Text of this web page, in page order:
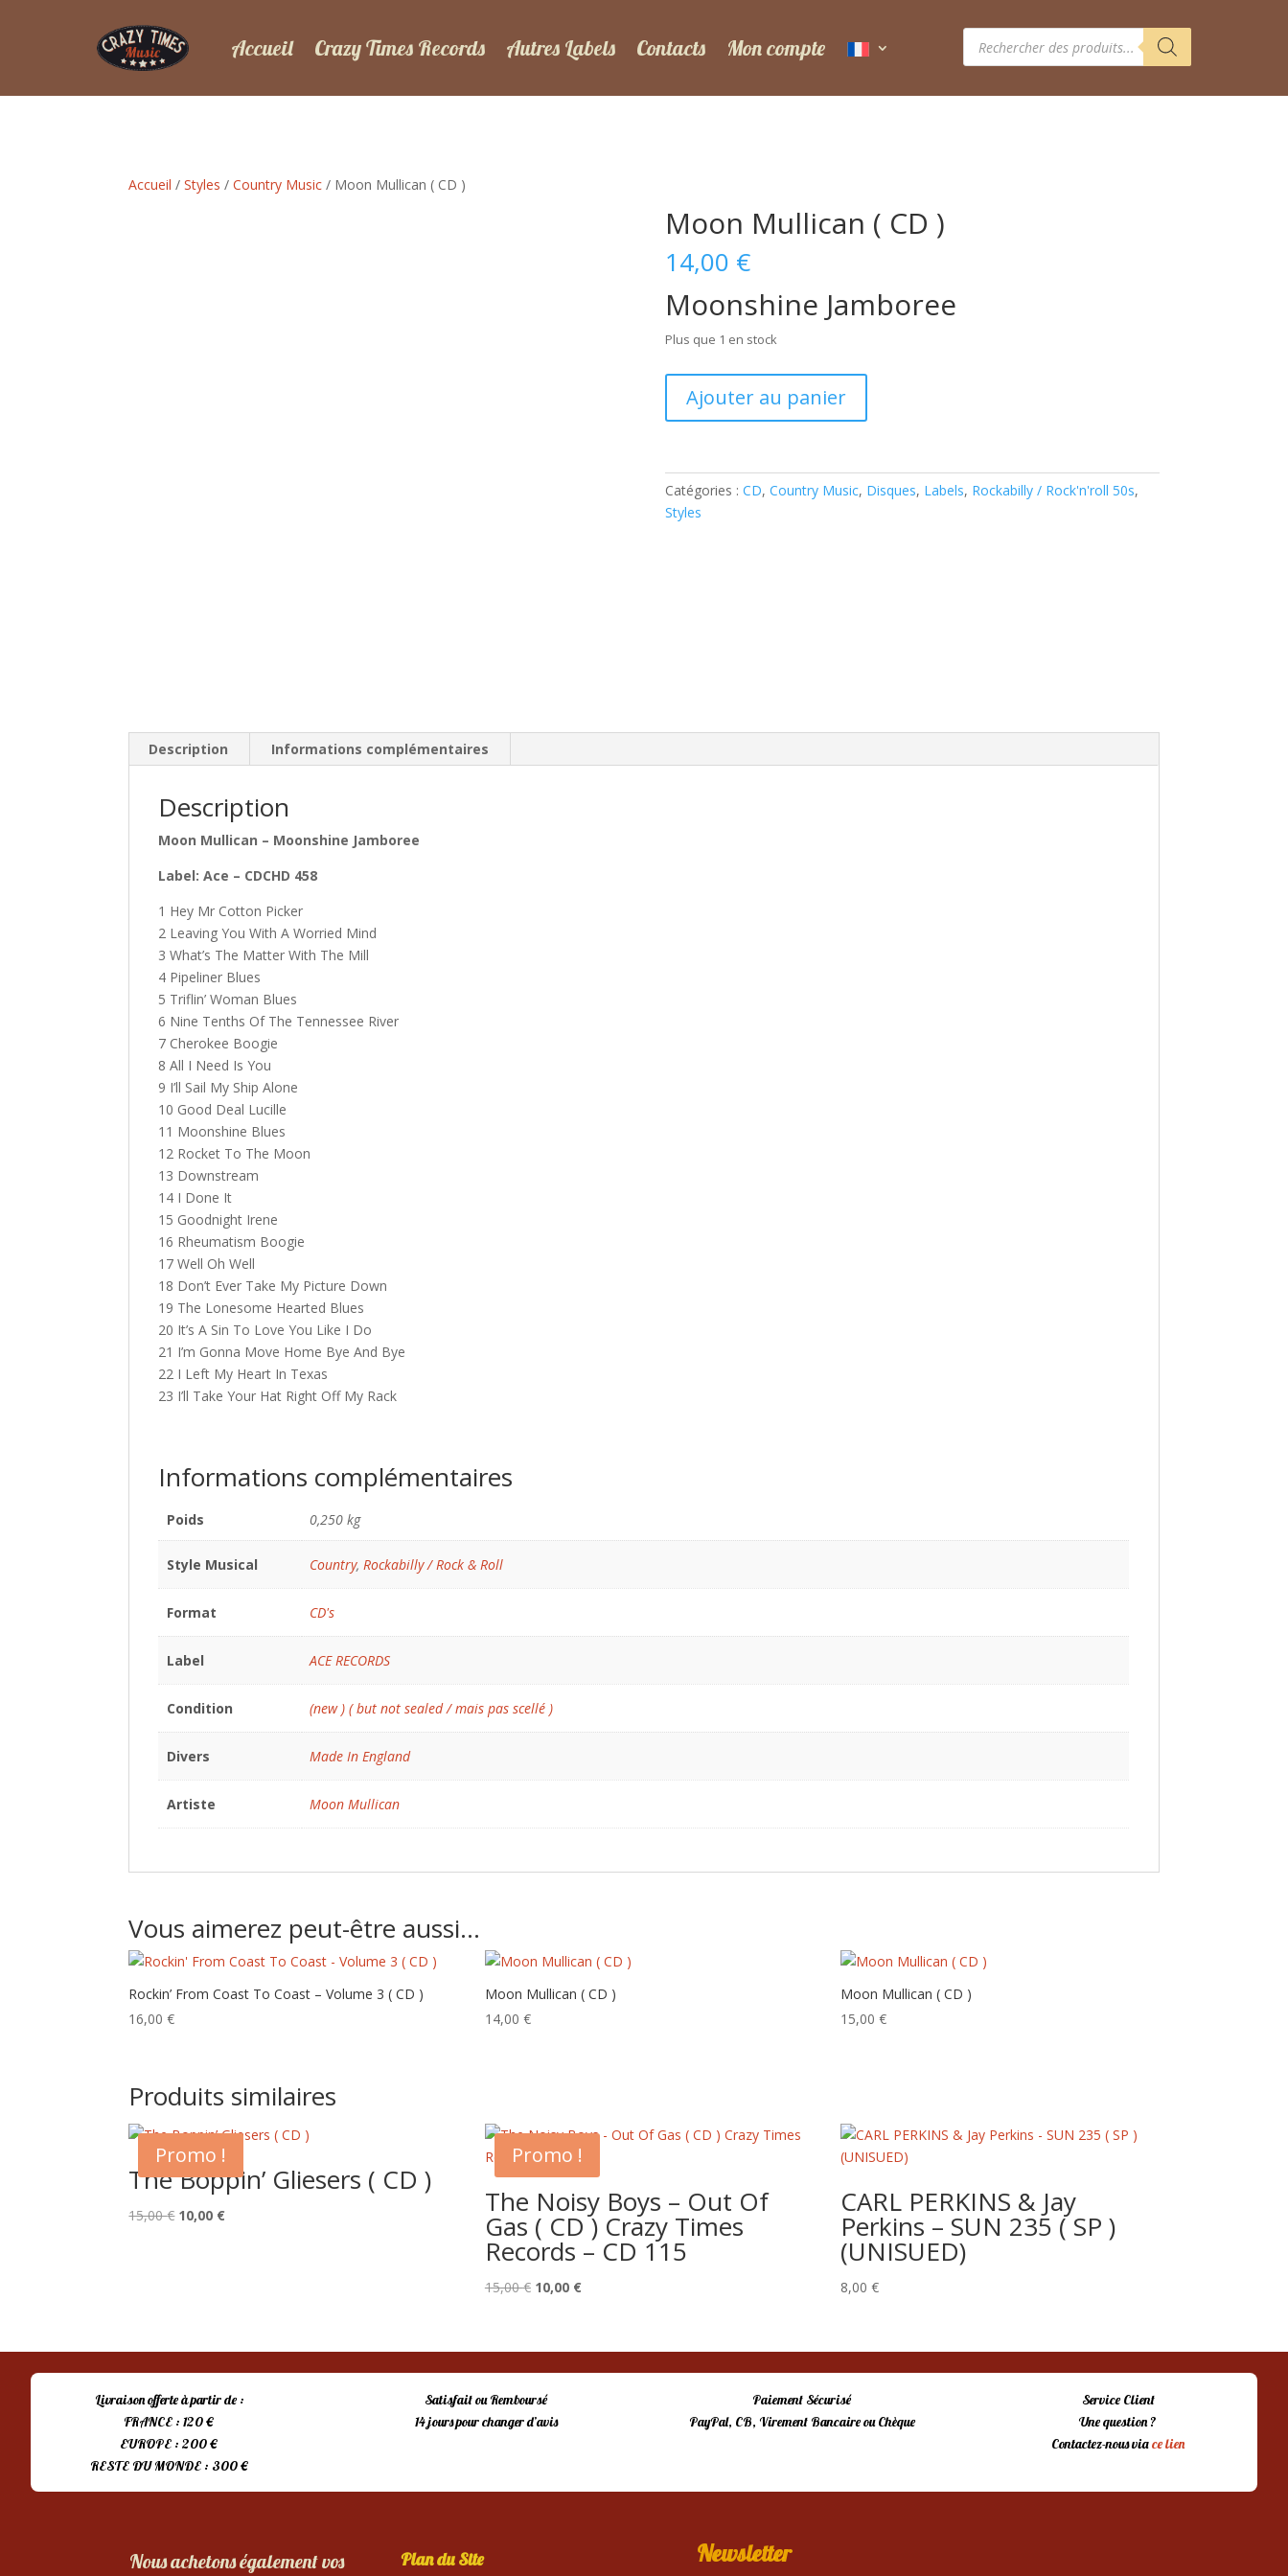
Accueil Crazy Times Records Autres Labels Contacts Mon compte
Recherche
produits
Accueil /Styles /Country Music / Moon Mullican ( CD )
Moon Mullican ( CD )
14,00 €
Moonshine Jamboree
Plus que 1 en stock
Moon
(
CD
)
Ajouter au panier
Catégories : CD, Country Music, Disques, Labels, Rockabilly / Rock'n'roll 50s,
Styles
Description Informations complémentaires
Description
Moon Mullican – Moonshine Jamboree
Label: Ace – CDCHD 458
1 Hey Mr Cotton Picker
2 Leaving You With A Worried Mind
3 What’s The Matter With The Mill
4 Pipeliner Blues
5 Triflin’ Woman Blues
6 Nine Tenths Of The Tennessee River
7 Cherokee Boogie
8 All I Need Is You
9 I’ll Sail My Ship Alone
10 Good Deal Lucille
11 Moonshine Blues
12 Rocket To The Moon
13 Downstream
14 I Done It
15 Goodnight Irene
16 Rheumatism Boogie
17 Well Oh Well
18 Don’t Ever Take My Picture Down
19 The Lonesome Hearted Blues
20 It’s A Sin To Love You Like I Do
21 I’m Gonna Move Home Bye And Bye
22 I Left My Heart In Texas
23 I’ll Take Your Hat Right Off My Rack
Informations complémentaires
Poids 0,250 kg
Style Musical Country,Rockabilly / Rock & Roll
Format CD's
Label ACE RECORDS
Condition (new ) ( but not sealed / mais pas scellé )
Divers Made In England
Artiste Moon Mullican
Vous aimerez peut-être aussi…
Rockin’ From Coast To Coast – Volume 3 ( CD )
16,00€
Moon Mullican ( CD )
14,00 €
Moon Mullican ( CD )
15,00€
Produits similaires
Promo !
The Boppin’ Gliesers ( CD )
15,00€ Le
10,00 €Le
Promo !
The Noisy Boys – Out Of
Gas ( CD ) Crazy Times
Records – CD 115
15,00€ Le
était :
15,00 €.
10,00 €Le
est :
10,00 €.
CARL PERKINS & Jay
Perkins – SUN 235 ( SP )
(UNISUED)
8,00€
Livraison offerte à partir de :
FRANCE : 120 €
EUROPE : 200 €
RESTE DU MONDE : 300 €
Satisfait ou Remboursé
14 jours pour changer d’avis
Paiement Sécurisé
PayPal, CB, Virement Bancaire ou Chèque
Service Client
Une question ?
Contactez-nous viace lien
Nous achetons également vos
Plan du Site Newsletter